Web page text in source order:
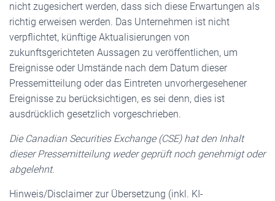
nicht zugesichert werden, dass sich diese Erwartungen als
richtig erweisen werden. Das Unternehmen ist nicht
verpflichtet, künftige Aktualisierungen von
zukunftsgerichteten Aussagen zu veröffentlichen, um
Ereignisse oder Umstände nach dem Datum dieser
Pressemitteilung oder das Eintreten unvorhergesehener
Ereignisse zu berücksichtigen, es sei denn, dies ist
ausdrücklich gesetzlich vorgeschrieben.
Die Canadian Securities Exchange (CSE) hat den Inhalt
dieser Pressemitteilung weder geprüft noch genehmigt oder
abgelehnt.
Hinweis/Disclaimer zur Übersetzung (inkl. KI-